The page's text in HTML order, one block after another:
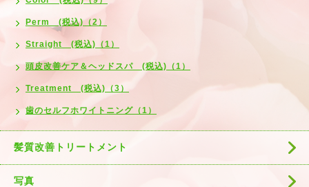
Perm (税込)（2）
Straight (税込)（1）
頭皮改善ケア＆ヘッドスパ (税込)（1）
Treatment (税込)（3）
歯のセルフホワイトニング（1）
髪質改善トリートメント
写真